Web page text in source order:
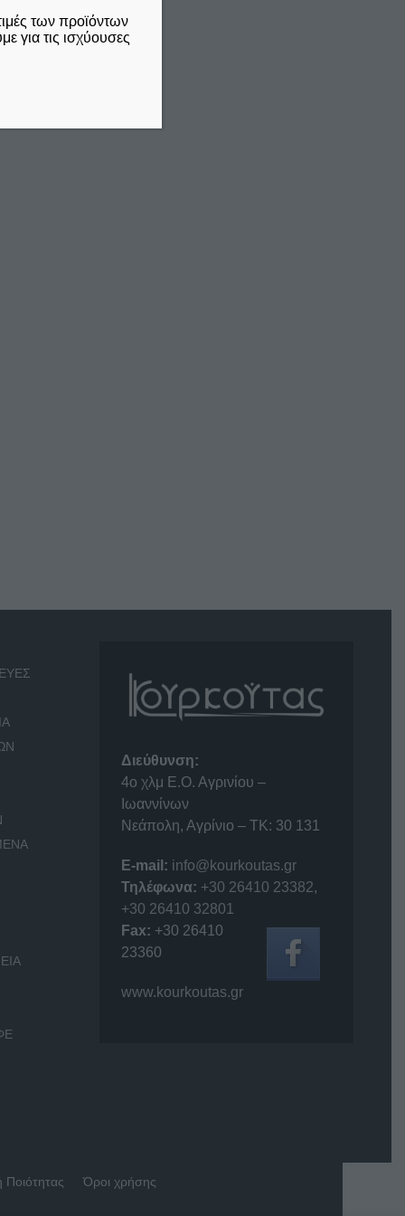
Διεύθυνση:
4o χλμ Ε.Ο. Αγρινίου –
Ιωαννίνων
Νεάπολη, Αγρίνιο – ΤΚ: 30 131
E-mail: info@kourkoutas.gr
Τηλέφωνα: +30 26410 23382,
+30 26410 32801
Fax: +30 26410
23360
www.kourkoutas.gr
Ποιότητας Όροι χρήσης
των προϊόντων
για τις ισχύουσες